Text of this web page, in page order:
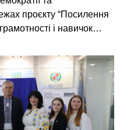
проєкту “Посилення
і навичок…